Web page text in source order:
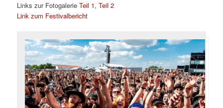
Links zur FotogalerieTeil 1,Teil 2
Link zum Festivalbericht